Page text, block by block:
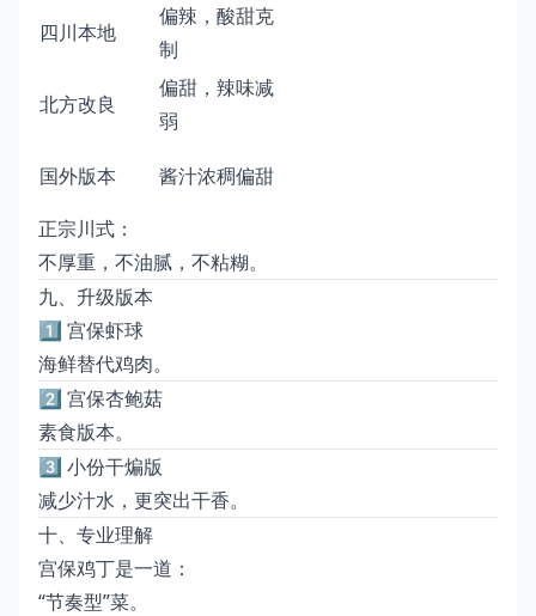
四川本地
偏辣，酸甜克
制
北方改良
偏甜，辣味减
弱
国外版本
酱汁浓稠偏甜
正宗川式：
不厚重，不油腻，不粘糊。
九、升级版本
1️⃣ 宫保虾球
海鲜替代鸡肉。
2️⃣ 宫保杏鲍菇
素食版本。
3️⃣ 小份干煸版
减少汁水，更突出干香。
十、专业理解
宫保鸡丁是一道：
“节奏型”菜。